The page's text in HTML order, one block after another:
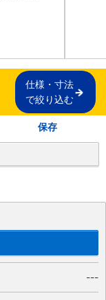
仕様・寸法
で絞り込む
保存
---